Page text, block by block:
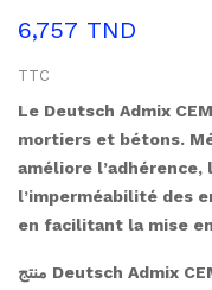
6,757 TND
TTC
Le Deutsch Admix
mortiers et bétons.
améliore
l’imperméabilité des
en facilitant la mise
منتج Deutsch Admix CEM بسعة ‎1 كغ هو مادة مضافة سائلة للملاط